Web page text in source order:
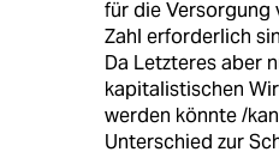
für die Versorgung
Zahl erforderlich
Da Letzteres aber
kapitalistischen
werden könnte /
Unterschied zur